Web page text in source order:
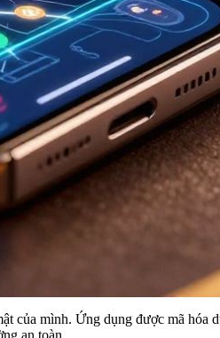
của mình. Ứng dụng được mã hóa
an toàn.